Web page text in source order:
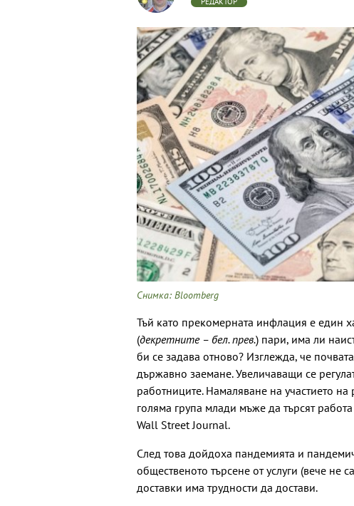
Снимка: Bloomberg
Тъй като прекомерната инфлация е един
(декретните – бел. прев.) пари, има ли
би се задава отново? Изглежда, че
държавно заемане. Увеличаващи се
работниците. Намаляване на участието
голяма група млади мъже да търсят
Wall Street Journal.
След това дойдоха пандемията и
общественото търсене от услуги (вече не
доставки има трудности да достави.